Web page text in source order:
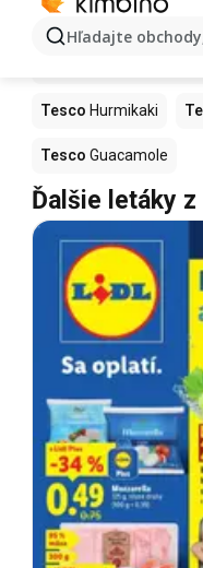
Hľadajte
Tesco Hurmikaki
Tesco Guacamole
Ďalšie letáky